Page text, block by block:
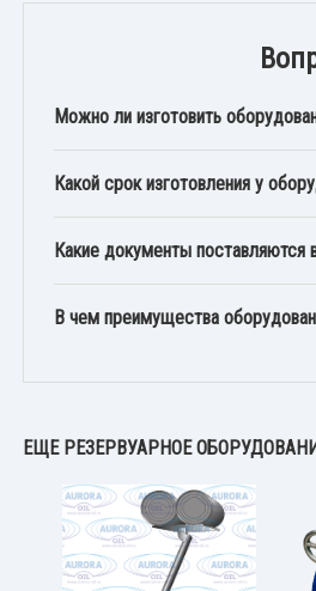
Можно ли изготовить
Какой срок изготовления у
Какие документы поставляются
В чем преимущества
ЕЩЕ РЕЗЕРВУАРНОЕ